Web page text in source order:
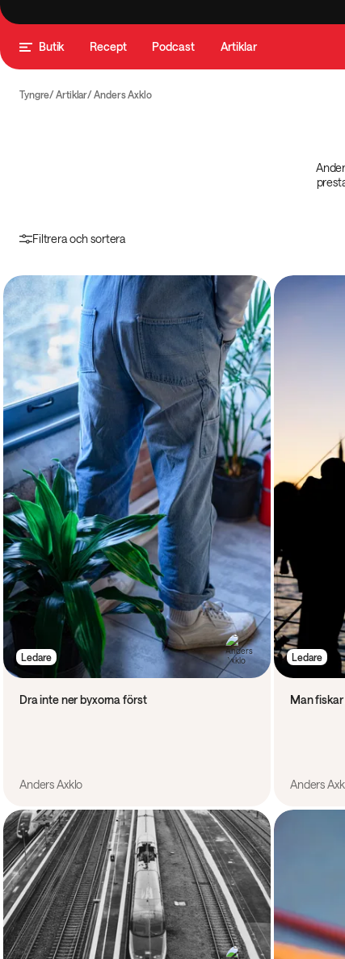
Butik Recept Podcast Artiklar
Tyngre Artiklar Anders Axklo
Filtrera och sortera
Ledare
Dra inte ner byxorna först
Anders Axklo
Ledare
Man
Anders